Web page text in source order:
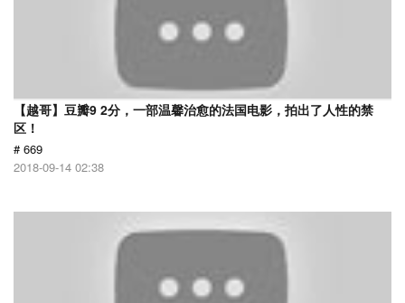
【越哥】豆瓣9 2分，一部温馨治愈的法国电影，拍出了人性的禁
区！
# 669
2018-09-14 02:38